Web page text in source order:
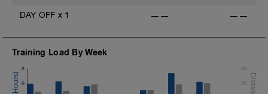
DAY OFF x 1 —— ——
Training Load By Week
6
8
30
40